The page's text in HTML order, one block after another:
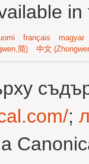
français
magyar
简) 中文
;